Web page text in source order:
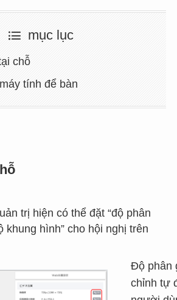
mục lục
chỗ
tính để bàn
trị hiện có thể đặt “độ phân
khung hình” cho hội nghị trên
Độ phân
chỉnh tự